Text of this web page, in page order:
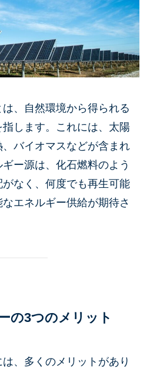
、自然環境から得られる
します。これには、太陽
バイオマスなどが含まれ
ー源は、化石燃料のよう
なく、何度でも再生可能
エネルギー供給が期待さ
の3つのメリット
、多くのメリットがあり